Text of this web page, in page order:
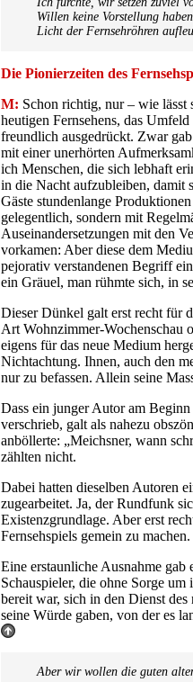
Willen keine Vorstellung
Licht der Fernsehröhren
Die Pionierzeiten des
M: Schon richtig, nur – wie
heutigen Fernsehens, das
freundlich ausgedrückt. Zwar
mit einer unerhörten
ich Menschen, die sich lebhaft
in die Nacht aufzubleiben, damit
Gäste stundenlange
gelegentlich, sondern mit
Auseinandersetzungen mit den
vorkamen: Aber diese dem
pejorativ verstandenen Begriff
ein Gräuel, man rühmte sich, in
Dieser Dünkel galt erst recht für
Art Wohnzimmer-Wochenschau
eigens für das neue Medium
Nichtachtung. Ihnen, auch den
nur zu befassen. Allein seine
Dass ein junger Autor am
verschrieb, galt als nahezu
anböllerte: „Meichsner, wann
zählten nicht.
Dabei hatten dieselben Autoren
zugearbeitet. Ja, der Rundfunk
Existenzgrundlage. Aber erst
Fernsehspiels gemein zu
Eine erstaunliche Ausnahme gab
Schauspieler, die ohne Sorge
bereit war, sich in den Dienst
seine Würde gaben, von der es
Aber wir wollen die guten